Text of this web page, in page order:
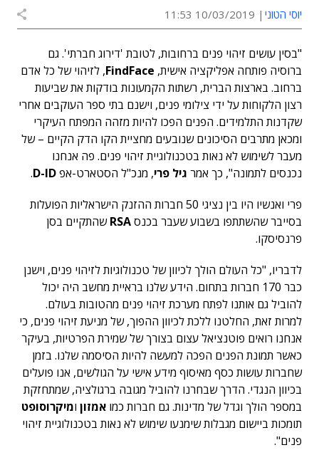
יוסי הטוני 10/03/2019 11:53
"בסין עושים זיהוי פנים ברחובות, לטובת 'דירוג חברתי'. גם
ברוסיה פותחה אפליקציה אישית, FindFace, לזיהוי של כל אדם
ברחוב. בארצות הברית, רשתות הקמעונות בודקות את שביעות
רצון הלקוחות על ידי צילומי פנים, וישנם בתי ספר העוקבים אחרי
שקדנות התלמידים. הפנים הפכו להיות מזהה המפתח העיקרי
ומכאן מתרבים הסיכונים שנובעים מחציית הקו הדק הקיים – של
מעבר לשימוש לא נאות בטכנולוגיית זיהוי פנים. פה אנחנו
נכנסים לתמונה", כך אמר גיל פרי, מנכ"ל הסטארט-אפD-ID
.
פרי ואנשיו היו בין נציגי 50 חברות ההזנק הישראליות הפועלות
בסייבר שהשתתפו בשבוע שעבר בכנסRSAשהתקיים בסן
פרנסיסקו.
לדבריו, "כל העולם הולך לכיוון של טכנולוגיות לזיהוי פנים, וישנן
כבר 170 חברות בתחום. הידע שלנו בראיית מחשב היה יכול
להוביל גם אותנו לפתח מערכת זיהוי פנים מהטובות בעולם.
למרות זאת, החלטנו ללכת לכיוון ההפוך, של מניעת זיהוי פנים, כי
אנחנו רואים פוטנציאל עצום בצורך של שמירת הפרטיות, בעיקר
כאשר תמונת הפנים הפכה למעשה להיות הסיסמה שלנו. בזמן
שחברות עושות כסף מאיסוף מידע אישי על הגולשים, אנו פועלים
בכיוון הנגדי. הדרך שבחרנו להוביל מגובה ברגולציה, שמתחזקת
במספר הולך וגדל של מדינות. גם חברות כמו אמזון ומיקרוסופט
תומכות ביישום מגבלות שימנעו שימוש לא נאות בטכנולוגיית זיהוי
פנים".